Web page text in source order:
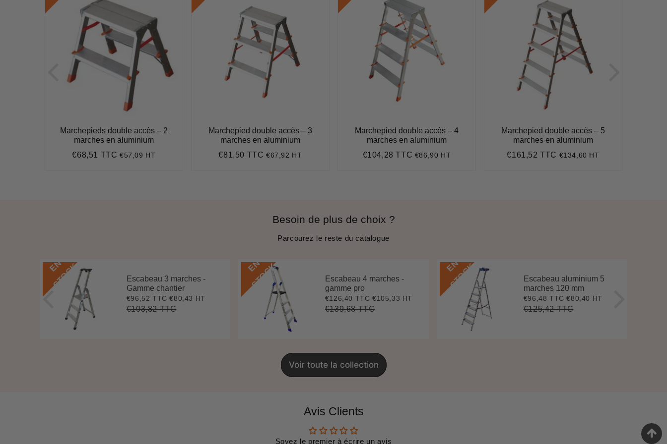
Marchepieds double accès – 2
marches en aluminium
Prix
€68,51 TTC€68,51
€57,09 HT
Marchepied double accès – 3
marches en aluminium
Prix
€81,50 TTC€81,50
€67,92 HT
Marchepied double accès – 4
marches en aluminium
Prix
€104,28 TTC €104,28
€86,90 HT
Marchepied double accès – 5
marches en aluminium
Prix
€161,52 TTC €161,52
€134,60 HT
Besoin de plus de choix ?
Parcourez le reste du catalogue
E
N
S
T
O
C
K
Escabeau 3 marches -
Gamme chantier
Prix
réduit
€96,52 TTC€96,52
€80,43 HT
Prix
€103,82 TTC€103,82
E
N
S
T
O
C
K
Escabeau 4 marches -
gamme pro
Prix
réduit
€126,40 TTC €126,40
€105,33 HT
Prix
€139,68 TTC€139,68
E
N
S
T
O
C
K
Escabeau aluminium 5
marches 120 mm
Prix
réduit
€96,48 TTC€96,48
€80,40 HT
Prix
€125,42 TTC€125,42
Voir toute la collection
Avis Clients
Soyez le premier à écrire un avis